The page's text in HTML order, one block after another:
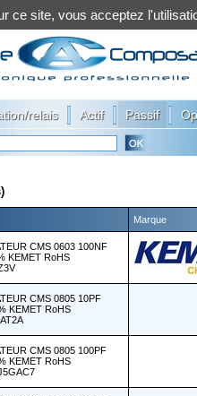
relais Actif Passif
Marque
CMS 0603 100NF
KEMET RoHS
CMS 0805 10PF
KEMET RoHS
CMS 0805 100PF
KEMET RoHS
ce site, vous acceptez